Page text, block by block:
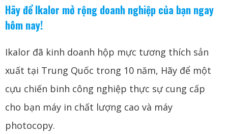
Hãy để Ikalor mở rộng doanh nghiệp của bạn ngay
hôm nay!
Ikalor đã kinh doanh hộp mực tương thích sản
xuất tại Trung Quốc trong 10 năm, Hãy để một
cựu chiến binh công nghiệp thực sự cung cấp
cho bạn máy in chất lượng cao và máy
photocopy.